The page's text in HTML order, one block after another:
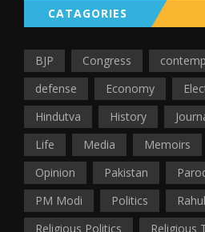
CATAGORIES
BJP Congress
defense
Economy
Hindutva
History
Life
Media Memoirs
Opinion
Pakistan
PM Modi
Politics
Religious Politics
Religious